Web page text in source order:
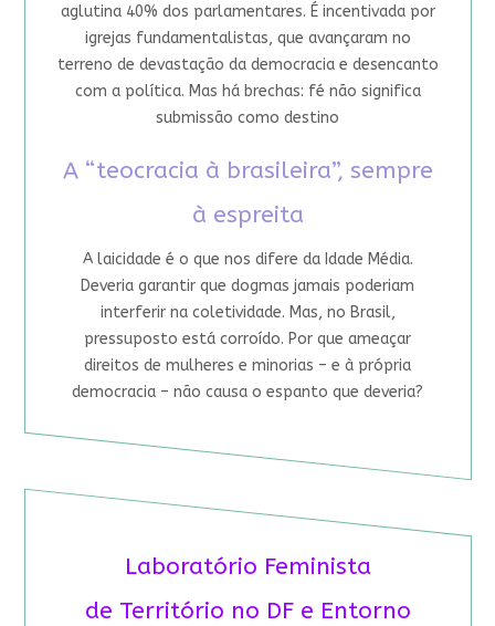
aglutina 40% dos parlamentares. É incentivada por
igrejas fundamentalistas, que avançaram no
terreno de devastação da democracia e desencanto
com a política. Mas há brechas: fé não significa
submissão como destino
A “teocracia à brasileira”, sempre
à espreita
A laicidade é o que nos difere da Idade Média.
Deveria garantir que dogmas jamais poderiam
interferir na coletividade. Mas, no Brasil,
pressuposto está corroído. Por que ameaçar
direitos de mulheres e minorias – e à própria
democracia – não causa o espanto que deveria?
Laboratório Feminista
de Território no DF e Entorno